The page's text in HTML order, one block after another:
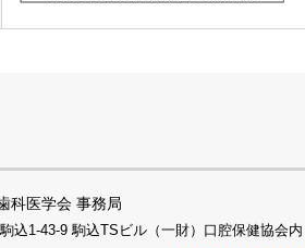
科医学会 事務局
込1-43-9 駒込TSビル（一財）口腔保健協会内